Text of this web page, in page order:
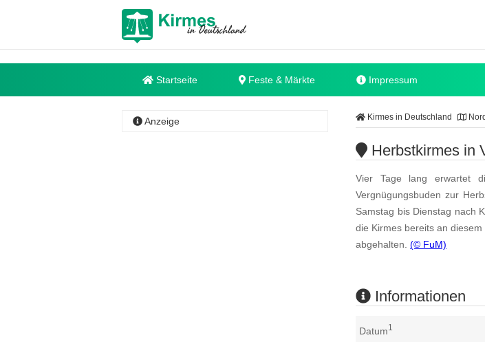
Startseite Feste & Märkte Impressum
Kirmes in Deutschland
Herbstkirmes in
Vier Tage lang erwartet
Vergnügungsbuden zur
Samstag bis Dienstag nach
die Kirmes bereits an
abgehalten. (© FuM)
Informationen
Datum1
Anzeige